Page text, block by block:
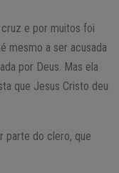
cruz e por muitos foi
mesmo a ser acusada
por Deus. Mas ela
que Jesus Cristo deu
parte do clero, que